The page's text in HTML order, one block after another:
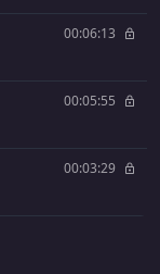
00:06:13
00:05:55
00:03:29